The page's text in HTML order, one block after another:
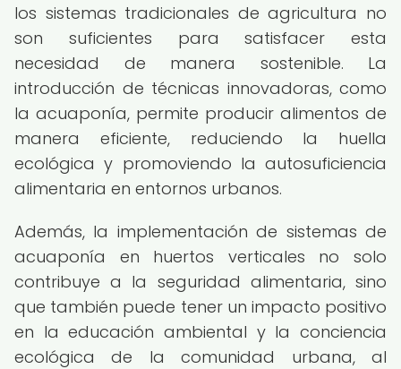
los sistemas tradicionales de agricultura no
son suficientes para satisfacer esta
necesidad de manera sostenible. La
introducción de técnicas innovadoras, como
la acuaponía, permite producir alimentos de
manera eficiente, reduciendo la huella
ecológica y promoviendo la autosuficiencia
alimentaria en entornos urbanos.
Además, la implementación de sistemas de
acuaponía en huertos verticales no solo
contribuye a la seguridad alimentaria, sino
que también puede tener un impacto positivo
en la educación ambiental y la conciencia
ecológica de la comunidad urbana, al